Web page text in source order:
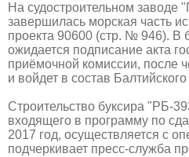
На судостроительном заводе
завершилась морская часть
проекта 90600 (стр. № 946). В
ожидается подписание акта
приёмочной комиссии, после
и войдет в состав
Строительство буксира "РБ-
входящего в программу по
2017 год, осуществляется с
подчеркивает пресс-служба